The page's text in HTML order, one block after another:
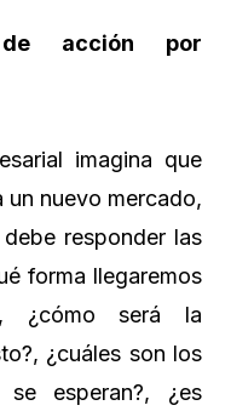
acción por
imagina que
un nuevo mercado,
responder las
forma llegaremos
¿cómo será la
¿cuáles son los
se esperan?, ¿es